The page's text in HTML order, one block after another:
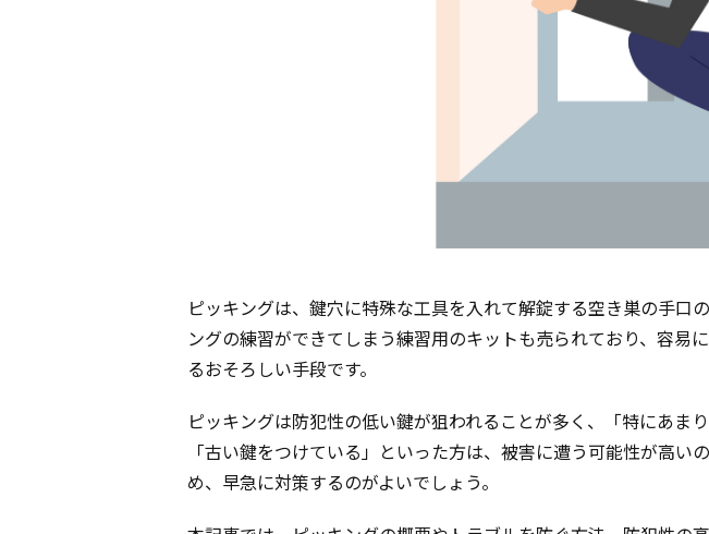
ピッキングは、鍵穴に特殊な工具を入れて解錠する空き巣の手口
ングの練習ができてしまう練習用のキットも売られており、容易
るおそろしい手段です。
ピッキングは防犯性の低い鍵が狙われることが多く、「特にあま
「古い鍵をつけている」といった方は、被害に遭う可能性が高い
め、早急に対策するのがよいでしょう。